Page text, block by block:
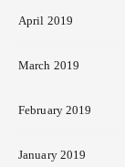
April 2019
March 2019
February 2019
January 2019